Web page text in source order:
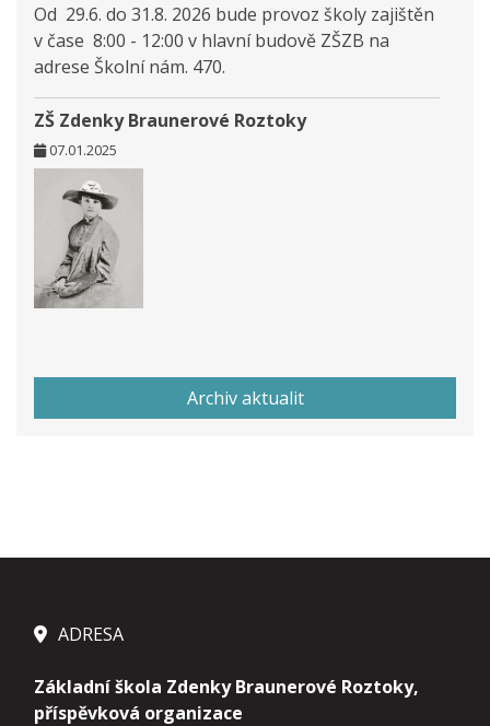
Od 29.6. do 31.8. 2026 bude provoz školy zajištěn
v čase 8:00 - 12:00 v hlavní budově ZŠZB na
adrese Školní nám. 470.
ZŠ Zdenky Braunerové Roztoky
07.01.2025
Archiv aktualit
ADRESA
Základní škola Zdenky Braunerové Roztoky,
příspěvková organizace